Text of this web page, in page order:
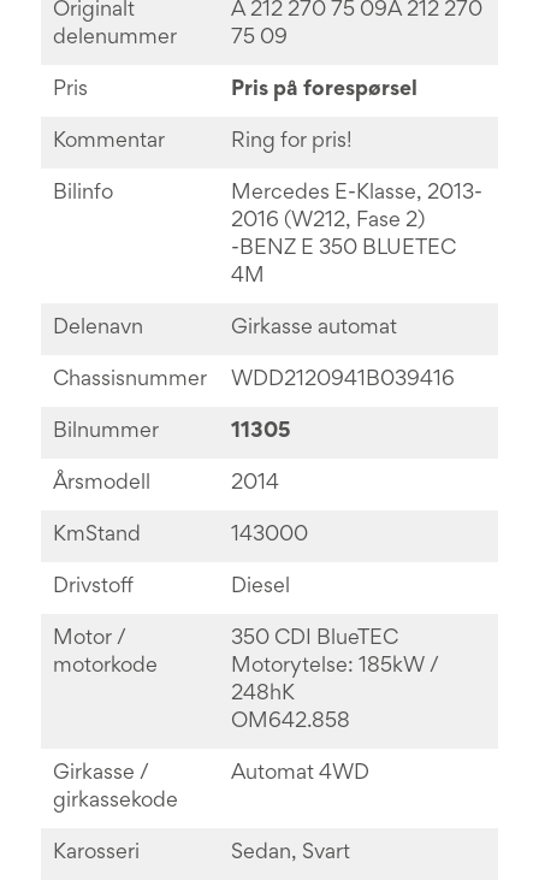
Originalt
delenummer
A 212 270 75 09A 212 270
75 09
Pris Pris på forespørsel
Kommentar Ring for pris!
Bilinfo
Mercedes E-Klasse, 2013-
2016 (W212, Fase 2)
-BENZ E 350 BLUETEC
4M
Delenavn Girkasse automat
Chassisnummer WDD2120941B039416
Bilnummer 11305
Årsmodell 2014
KmStand 143000
Drivstoff Diesel
Motor /
motorkode
350 CDI BlueTEC
Motorytelse: 185kW /
248hK
OM642.858
Girkasse /
girkassekode
Automat 4WD
Karosseri Sedan, Svart